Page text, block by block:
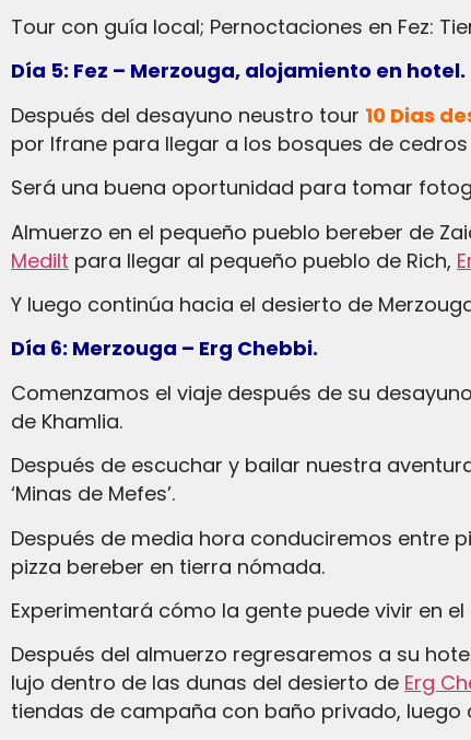
Tour con guía local; Pernoctaciones en Fez:
Día 5: Fez – Merzouga, alojamiento en hotel.
Después del desayuno neustro tour 10 Dias
por Ifrane para llegar a los bosques de
Será una buena oportunidad para tomar
Almuerzo en el pequeño pueblo bereber de
Medilt para llegar al pequeño pueblo de Rich,
Y luego continúa hacia el desierto de
Día 6: Merzouga – Erg Chebbi.
Comenzamos el viaje después de su desayuno en el hotel, en dirección a la música Gnawa, en el pueblo de negros de Mali y Sudán en el pueblo
de Khamlia.
Después de escuchar y bailar nuestra aventura continuará por la ruta del rally París Dakar, cruzando la pista del desierto en dirección a las
‘Minas de Mefes’.
Después de media hora conduciremos entre
pizza bereber en tierra nómada.
Experimentará cómo la gente puede vivir en
Después del almuerzo regresaremos a su hotel. relájese un poco y luego monte en camellos por las dunas, pase la noche en un campamento de
lujo dentro de las dunas del desierto de Erg
tiendas de campaña con baño privado, luego